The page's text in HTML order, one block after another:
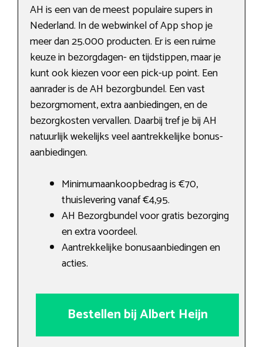
AH is een van de meest populaire supers in
Nederland. In de webwinkel of App shop je
meer dan 25.000 producten. Er is een ruime
keuze in bezorgdagen- en tijdstippen, maar je
kunt ook kiezen voor een pick-up point. Een
aanrader is de AH bezorgbundel. Een vast
bezorgmoment, extra aanbiedingen, en de
bezorgkosten vervallen. Daarbij tref je bij AH
natuurlijk wekelijks veel aantrekkelijke bonus-
aanbiedingen.
Minimumaankoopbedrag is €70,
thuislevering vanaf €4,95.
AH Bezorgbundel voor gratis bezorging
en extra voordeel.
Aantrekkelijke bonusaanbiedingen en
acties.
Bestellen bij Albert Heijn